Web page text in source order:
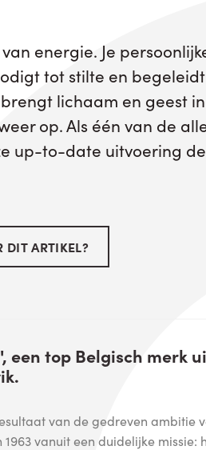
energie. Je
tot stilte en
lichaam en geest
op. Als één van de
up-to-date uitvoering
DIT ARTIKEL?
een top Belgisch merk
van de gedreven ambitie
1963 vanuit een duidelijke missie: